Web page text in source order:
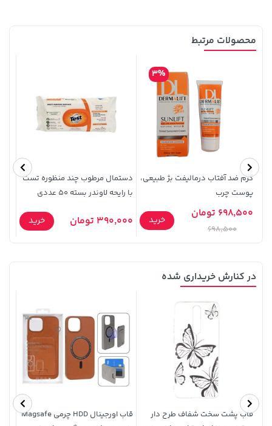
18,580,000 تومان
1,509,000 تومان
1,959,000
خرید
165,900
129,000 تومان
محصولات مرتبط
کرم ضد آفتاب درمالیفت بژ طبیعی،
پوست چرب
3%
698,500 تومان
698,500
خرید
دستمال مرطوب چند منظوره تست
با رایحه لاوندر بسته 50 عددی
390,000 تومان خرید
در کنارش خریداری شده
قاب پشت سخت شفاف طرح دار
قاب اورجینال HDD چرمی Magsafe